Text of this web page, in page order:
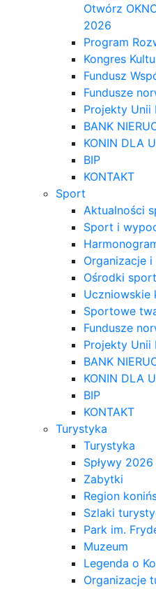
Otwórz
2026
Program
Kongres
Fundusz
Fundusze
Projekty Unii
BANK
KONIN DLA
BIP
KONTAKT
Sport
Aktualności
Sport i
Organizacje
Ośrodki
Uczniowskie
Sportowe
Fundusze
Projekty Unii
BANK
KONIN DLA
BIP
KONTAKT
Turystyka
Turystyka
Spływy 2026
Zabytki
Region
Szlaki
Park im.
Muzeum
Legenda o
Organizacje